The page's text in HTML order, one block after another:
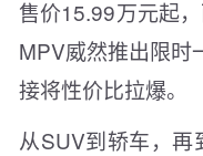
售价15.99万元起
MPV威然推出限时
接将性价比拉爆。
从SUV到轿车，再